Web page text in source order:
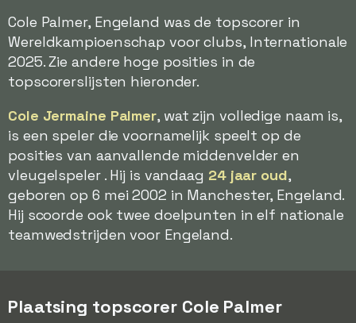
Cole Palmer, Engeland was de topscorer in
Wereldkampioenschap voor clubs, Internationale
2025. Zie andere hoge posities in de
topscorerslijsten hieronder.
Cole Jermaine Palmer, wat zijn volledige naam is,
is een speler die voornamelijk speelt op de
posities van aanvallende middenvelder en
vleugelspeler . Hij is vandaag 24 jaar oud,
geboren op 6 mei 2002 in Manchester, Engeland.
Hij scoorde ook twee doelpunten in elf nationale
teamwedstrijden voor Engeland.
Plaatsing topscorer Cole Palmer